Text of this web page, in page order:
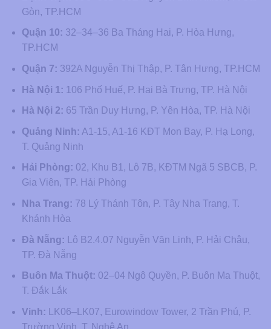
Gòn, TP.HCM
Quận 10: 32–34–36 Ba Tháng Hai, P. Hòa Hưng,
TP.HCM
Quận 7: 392A Nguyễn Thị Thập, P. Tân Hưng, TP.HCM
Hà Nội 1: 106 Phố Huế, P. Hai Bà Trưng, TP. Hà Nội
Hà Nội 2: 65 Trần Duy Hưng, P. Yên Hòa, TP. Hà Nội
Quảng Ninh: A1-15, A1-16 KĐT Mon Bay, P. Hạ Long,
T. Quảng Ninh
Hải Phòng: 02, Khu B1, Lô 7B, KĐTM Ngã 5 SBCB, P.
Gia Viên, TP. Hải Phòng
Nha Trang: 78 Lý Thánh Tôn, P. Tây Nha Trang, T.
Khánh Hòa
Đà Nẵng: Lô B2.4.07 Nguyễn Văn Linh, P. Hải Châu,
TP. Đà Nẵng
Buôn Ma Thuột: 02–04 Ngô Quyền, P. Buôn Ma Thuột,
T. Đắk Lắk
Vinh: LK06–LK07, Eurowindow Tower, 2 Trần Phú, P.
Trường Vinh, T. Nghệ An